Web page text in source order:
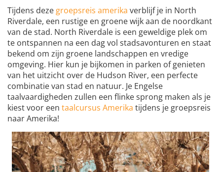
Tijdens deze groepsreis amerika verblijf je in North
Riverdale, een rustige en groene wijk aan de noordkant
van de stad. North Riverdale is een geweldige plek om
te ontspannen na een dag vol stadsavonturen en staat
bekend om zijn groene landschappen en vredige
omgeving. Hier kun je bijkomen in parken of genieten
van het uitzicht over de Hudson River, een perfecte
combinatie van stad en natuur. Je Engelse
taalvaardigheden zullen een flinke sprong maken als je
kiest voor een taalcursus Amerika tijdens je groepsreis
naar Amerika!